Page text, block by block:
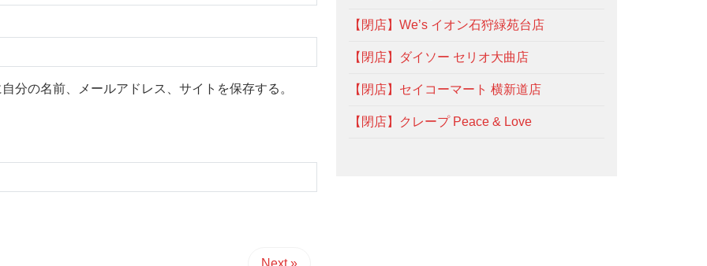
分の名前、メールアドレス、サイトを保存する。
Next »
【閉店】We’s イオン石狩緑苑台店
【閉店】ダイソー セリオ大曲店
【閉店】セイコーマート 横新道店
【閉店】クレープ Peace & Love